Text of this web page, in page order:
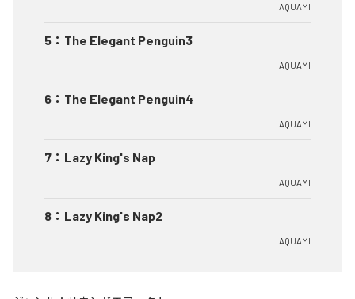
AQUAMI
5 ： The Elegant Penguin3
AQUAMI
6 ： The Elegant Penguin4
AQUAMI
7 ： Lazy King's Nap
AQUAMI
8 ： Lazy King's Nap2
AQUAMI